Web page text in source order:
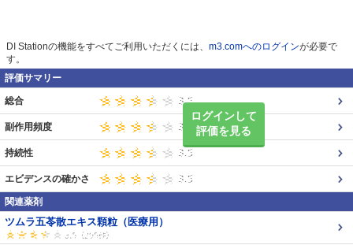
DI Stationの機能をすべてご利用いただくには、 m3.comへのログインが必要で
す。
評価サマリー
ログインして
評価を見る
総合
副作用頻度
持続性
エビデンスの確かさ
関連薬剤
ツムラ五苓散エキス顆粒（医療用）